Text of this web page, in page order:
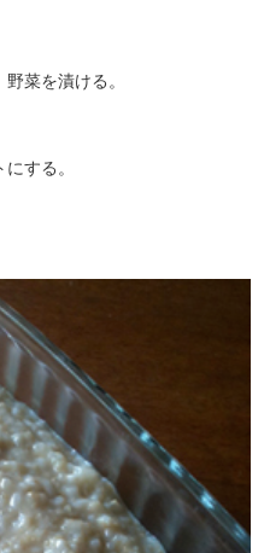
菜を漬ける。
する。